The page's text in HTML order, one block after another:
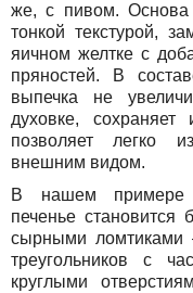
же, с пивом. Основа
тонкой текстурой,
яичном желтке с
пряностей. В
выпечка не
духовке,
позволяет легко
внешним видом.
В нашем примере
печенье становится
сырными
треугольников с
круглыми